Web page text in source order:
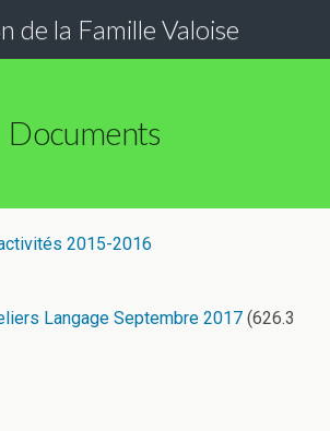
de la Famille Valoise
Documents
2015-2016
Langage Septembre 2017(626.3